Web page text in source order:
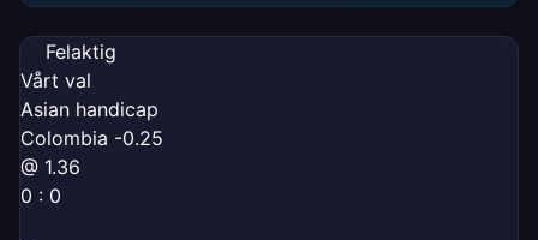
Felaktig
Vårt val
Asian handicap
Colombia -0.25
@ 1.36
0 : 0